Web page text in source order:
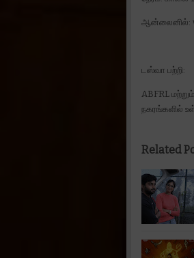
ஆன்லைனில்:
டஸ்வா பற்றி:
ABFRL
நகரங்களில்
Related